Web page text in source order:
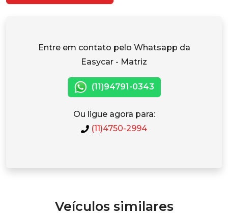
Entre em contato pelo Whatsapp da
Easycar - Matriz
(11)94791-0343
Ou ligue agora para:
(11)4750-2994
Veículos similares